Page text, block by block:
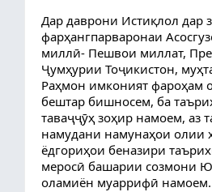
Дар даврони Истиқлол дар
фарҳангпарваронаи
миллӣ- Пешвои миллат,
Ҷумҳурии Тоҷикистон,
Раҳмон имконият фароҳам
бештар бишносем, ба
таваҷҷӯҳ зоҳир намоем, аз
намудани намунаҳои олии
ёдгориҳои беназири
меросӣ башарии созмони
оламиён муаррифӣ намоем.